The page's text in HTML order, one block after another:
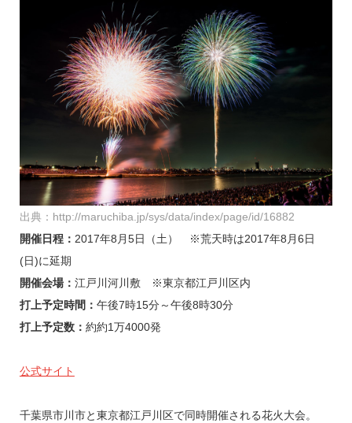
出典：http://maruchiba.jp/sys/data/index/page/id/16882
開催日程： 2017年8月5日（土）
※荒天時は2017年8月6日
(日)に延期
開催会場： 江戸川河川敷 ※東京都江戸川区内
打上予定時間： 午後7時15分～午後8時30分
打上予定数： 約約1万4000発
公式サイト
千葉県市川市と東京都江戸川区で同時開催される花火大会。